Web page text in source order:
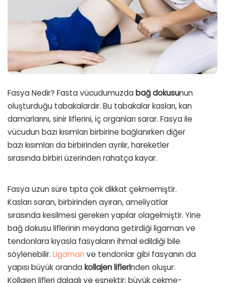
Fasya Nedir? Fasta vücudumuzda bağ dokusunun
oluşturduğu tabakalardır. Bu tabakalar kasları, kan
damarlarını, sinir liflerini, iç organları sarar. Fasya ile
vücudun bazı kısımları birbirine bağlanırken diğer
bazı kısımları da birbirinden ayrılır, hareketler
sırasında birbiri üzerinden rahatça kayar.
Fasya uzun süre tıpta çok dikkat çekmemiştir.
Kasları saran, birbirinden ayıran, ameliyatlar
sırasında kesilmesi gereken yapılar olagelmiştir. Yine
bağ dokusu liflerinin meydana getirdiği ligaman ve
tendonlara kıyasla fasyaların ihmal edildiği bile
söylenebilir. Ligaman ve tendonlar gibi fasyanın da
yapısı büyük oranda kollajen liflerinden oluşur.
Kollajen lifleri dalgalı ve esnektir; büyük çekme-